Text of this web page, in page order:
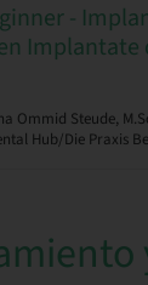
-
Implantate
Ommid Steude,
Hub/Die Praxis